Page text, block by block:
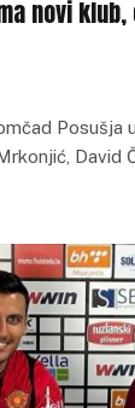
novi
Posušja
David